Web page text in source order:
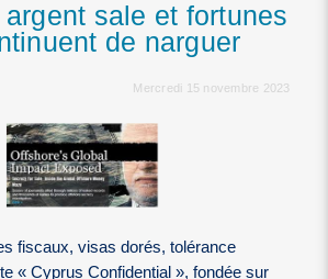
sale et fortunes
de narguer
Mercredi 15 novembre 2023
fiscaux, visas dorés, tolérance
« Cyprus Confidential », fondée sur